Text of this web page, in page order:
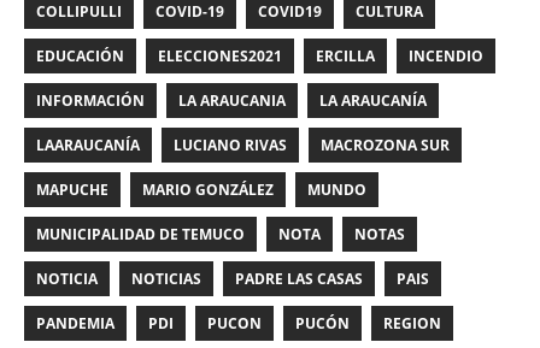
COLLIPULLI COVID-19 COVID19 CULTURA
EDUCACIÓN ELECCIONES2021 ERCILLA INCENDIO
INFORMACIÓN LA ARAUCANIA LA ARAUCANÍA
LAARAUCANÍA LUCIANO RIVAS MACROZONA SUR
MAPUCHE MARIO GONZÁLEZ MUNDO
MUNICIPALIDAD DE TEMUCO NOTA NOTAS
NOTICIA NOTICIAS PADRE LAS CASAS PAIS
PANDEMIA PDI PUCON PUCÓN REGION